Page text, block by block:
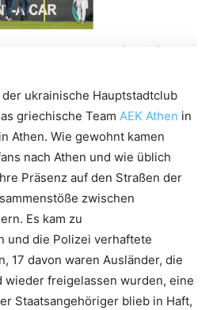
ukrainische Hauptstadtclub
griechische Team AEK Athen in
in Athen. Wie gewohnt kamen
nach Athen und wie üblich
Präsenz auf den Straßen der
zwischen
Es kam zu
und die Polizei verhaftete
17 davon waren Ausländer, die
wieder freigelassen wurden, eine
Staatsangehöriger blieb in Haft,